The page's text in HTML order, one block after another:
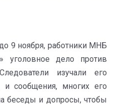
9 ноября, работники МНБ
уголовное дело против
изучали его
и сообщения, многих его
беседы и допросы, чтобы